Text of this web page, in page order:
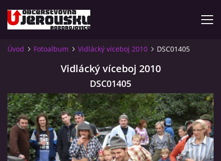
VIDLÁCKÝ VÍCEBOJ 2023 - VIDEO
OTEVÍRACÍ DOBA
Úvod Fotoalbum Vidlácký víceboj 2010 DSC01405
Vidlácký víceboj 2010
DSC01405